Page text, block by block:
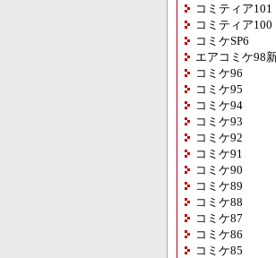
コミティア101
コミティア100
コミケSP6
エアコミケ98
コミケ96
コミケ95
コミケ94
コミケ93
コミケ92
コミケ91
コミケ90
コミケ89
コミケ88
コミケ87
コミケ86
コミケ85